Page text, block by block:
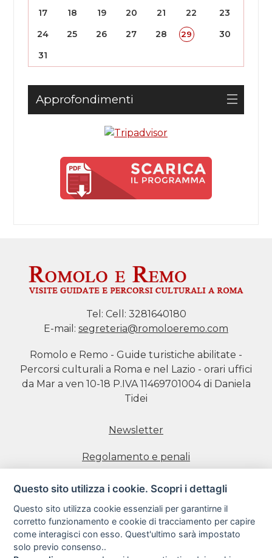
17 18 19 20 21 22
23
24
25 26 27 28 29
30
31
Approfondimenti
Tel: Cell: 3281640180
E-mail: segreteria@romoloeremo.com
Romolo e Remo - Guide turistiche abilitate -
Percorsi culturali a Roma e nel Lazio - orari uffici
da Mar a ven 10-18 P.IVA 11469701004 di Daniela
Tidei
Newsletter
Regolamento e penali
Prenotazione visite
Informativa estesa sull'uso dei Cookie
Informativa sulla Privacy
Questo sito utilizza i cookie. Scopri i dettagli
Questo sito utilizza cookie essenziali per garantirne il
corretto funzionamento e cookie di tracciamento per capire
come interagisci con esso. Quest'ultimo sarà impostato
solo previo consenso..